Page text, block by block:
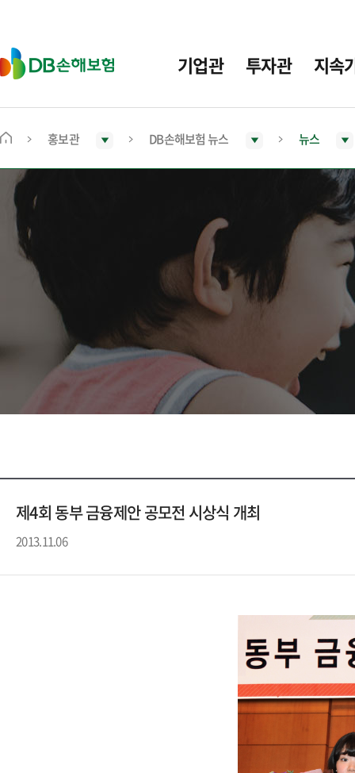
D
B
보
기업관 투자관 지속
메
홍보관 DB손해보험 뉴스 뉴스
제4회 동부 금융제안 공모전 시상식 개최
2013.11.06